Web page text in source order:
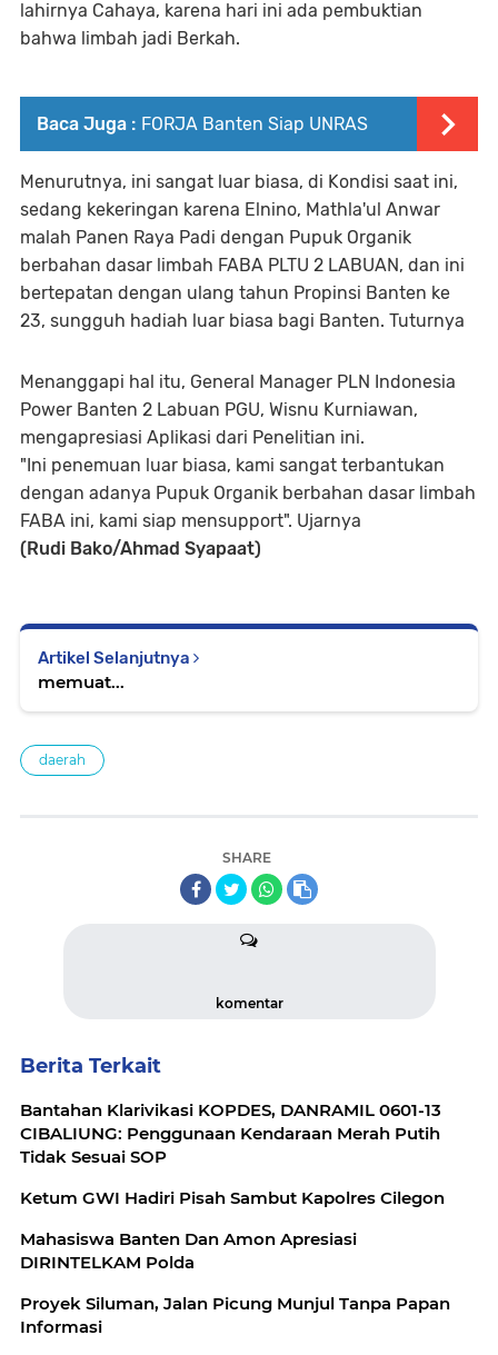
lahirnya Cahaya, karena hari ini ada pembuktian
bahwa limbah jadi Berkah.
Baca Juga : FORJA Banten Siap UNRAS
Menurutnya, ini sangat luar biasa, di Kondisi saat ini,
sedang kekeringan karena Elnino, Mathla'ul Anwar
malah Panen Raya Padi dengan Pupuk Organik
berbahan dasar limbah FABA PLTU 2 LABUAN, dan ini
bertepatan dengan ulang tahun Propinsi Banten ke
23, sungguh hadiah luar biasa bagi Banten. Tuturnya
Menanggapi hal itu, General Manager PLN Indonesia
Power Banten 2 Labuan PGU, Wisnu Kurniawan,
mengapresiasi Aplikasi dari Penelitian ini.
"Ini penemuan luar biasa, kami sangat terbantukan
dengan adanya Pupuk Organik berbahan dasar limbah
FABA ini, kami siap mensupport". Ujarnya
(Rudi Bako/Ahmad Syapaat)
Artikel Selanjutnya
memuat...
daerah
SHARE
komentar
Berita Terkait
Bantahan Klarivikasi KOPDES, DANRAMIL 0601-13
CIBALIUNG: Penggunaan Kendaraan Merah Putih
Tidak Sesuai SOP
Ketum GWI Hadiri Pisah Sambut Kapolres Cilegon
Mahasiswa Banten Dan Amon Apresiasi
DIRINTELKAM Polda
Proyek Siluman, Jalan Picung Munjul Tanpa Papan
Informasi